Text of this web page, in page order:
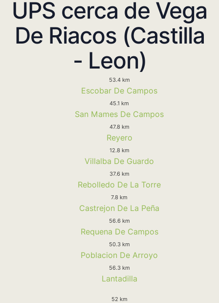
UPS cerca de Vega
De Riacos (Castilla
- Leon)
53.4 km
Escobar De Campos
45.1 km
San Mames De Campos
47.8 km
Reyero
12.8 km
Villalba De Guardo
37.6 km
Rebolledo De La Torre
7.8 km
Castrejon De La Peña
56.6 km
Requena De Campos
50.3 km
Poblacion De Arroyo
56.3 km
Lantadilla
52 km